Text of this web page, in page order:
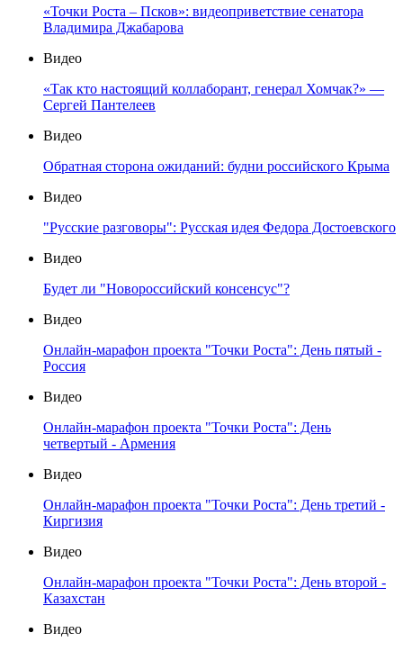
«Точки Роста – Псков»: видеоприветствие сенатора
Владимира Джабарова
Видео
«Так кто настоящий коллаборант, генерал Хомчак?» —
Сергей Пантелеев
Видео
Обратная сторона ожиданий: будни российского Крыма
Видео
"Русские разговоры": Русская идея Федора Достоевского
Видео
Будет ли "Новороссийский консенсус"?
Видео
Онлайн-марафон проекта "Точки Роста": День пятый -
Россия
Видео
Онлайн-марафон проекта "Точки Роста": День
четвертый - Армения
Видео
Онлайн-марафон проекта "Точки Роста": День третий -
Киргизия
Видео
Онлайн-марафон проекта "Точки Роста": День второй -
Казахстан
Видео